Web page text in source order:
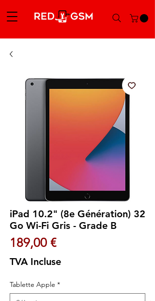
iPad 10.2" (8e Génération) 32
Go Wi-Fi Gris - Grade B
189,00 €Prix
TVA Incluse
Tablette Apple *